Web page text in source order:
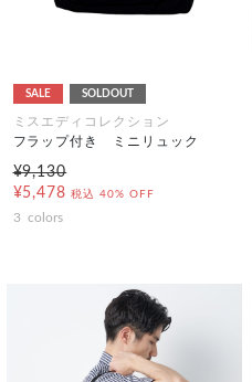
SALE SOLDOUT
ミスエディコレクション
フラップ付き ミニリュック
¥9,130
¥5,478 税込 40% OFF
3 colors